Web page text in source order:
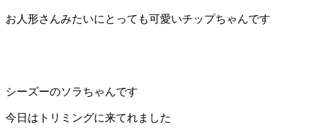
お人形さんみたいにとっても可愛いチップちゃんです
シーズーのソラちゃんです
今日はトリミングに来てれました